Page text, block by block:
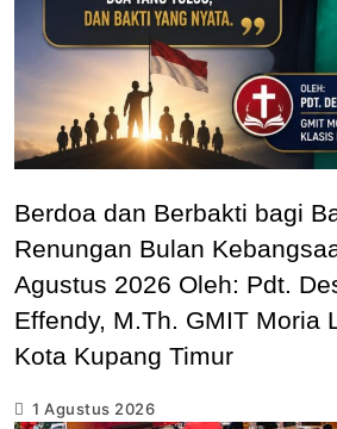
Berdoa dan Berbakti bagi
Renungan Bulan
Agustus 2026 Oleh: Pdt.
Effendy, M.Th. GMIT Moria
Kota Kupang Timur
1 Agustus 2026